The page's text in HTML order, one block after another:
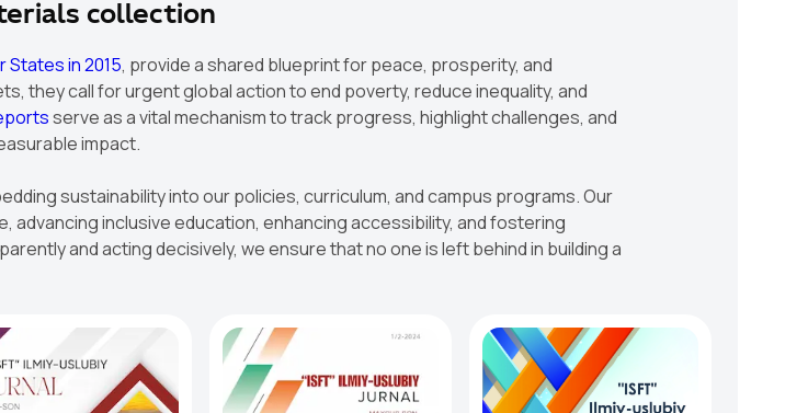
collection
States in 2015, provide a shared blueprint for peace, prosperity, and
they call for urgent global action to end poverty, reduce inequality, and
serve as a vital mechanism to track progress, highlight challenges, and
impact.
sustainability into our policies, curriculum, and campus programs. Our
inclusive education, enhancing accessibility, and fostering
and acting decisively, we ensure that no one is left behind in building a